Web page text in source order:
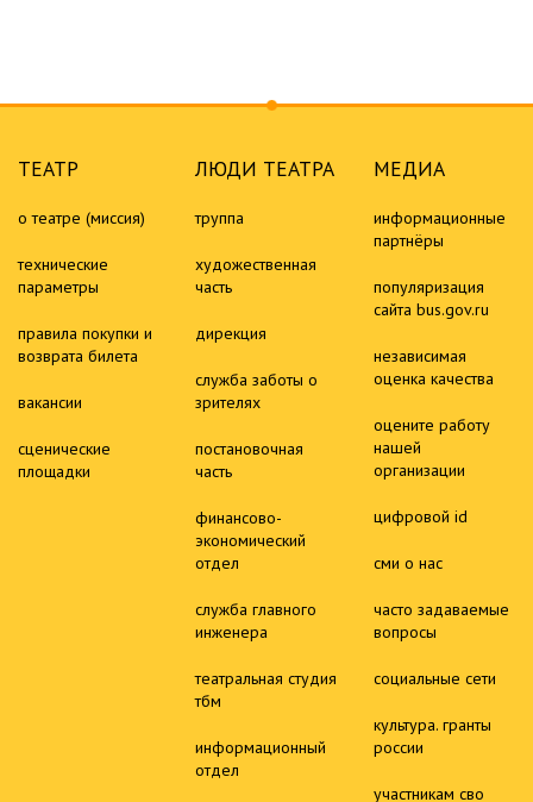
ТЕАТР
о театре (миссия)
технические
параметры
правила покупки и
возврата билета
вакансии
сценические
площадки
ЛЮДИ ТЕАТРА
труппа
художественная
часть
дирекция
служба заботы о
зрителях
постановочная
часть
финансово-
экономический
отдел
служба главного
инженера
театральная студия
тбм
информационный
отдел
МЕДИА
информационные
партнёры
популяризация
сайта bus.gov.ru
независимая
оценка качества
оцените работу
нашей
организации
цифровой id
сми о нас
часто задаваемые
вопросы
социальные сети
культура. гранты
россии
участникам сво